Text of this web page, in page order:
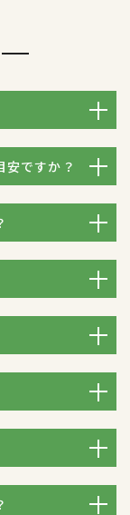
安ですか？